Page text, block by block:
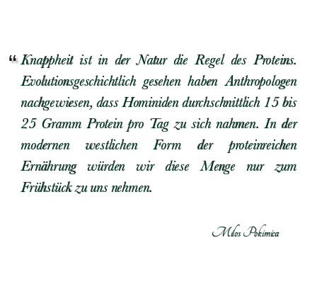
Knappheit ist in der Natur die Regel des Proteins.
Evolutionsgeschichtlich gesehen haben Anthropologen
nachgewiesen, dass Hominiden durchschnittlich 15 bis
25 Gramm Protein pro Tag zu sich nahmen. In der
modernen westlichen Form der proteinreichen
Ernährung würden wir diese Menge nur zum
Frühstück zu uns nehmen.
Milos Pokimica